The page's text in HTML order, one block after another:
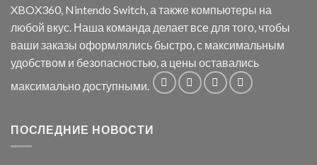
XBOX360, Nintendo Switch, а также компьютеры на
любой вкус. Наша команда делает все для того, чтобы
ваши заказы оформлялись быстро, с максимальным
удобством и безопасностью, а цены оставались
максимально доступными.
ПОСЛЕДНИЕ НОВОСТИ